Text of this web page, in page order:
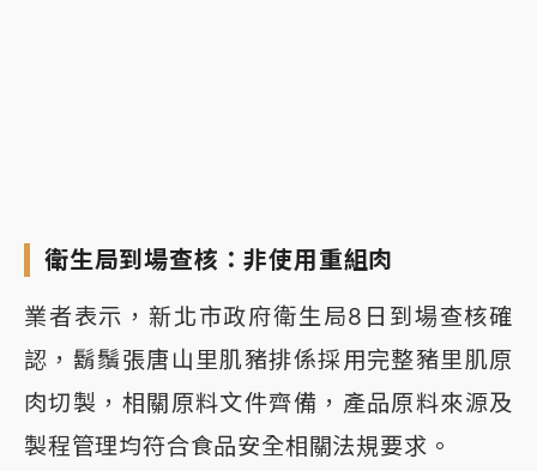
衛生局到場查核：非使用重組肉
業者表示，新北市政府衛生局8日到場查核確
認，鬍鬚張唐山里肌豬排係採用完整豬里肌原
肉切製，相關原料文件齊備，產品原料來源及
製程管理均符合食品安全相關法規要求。